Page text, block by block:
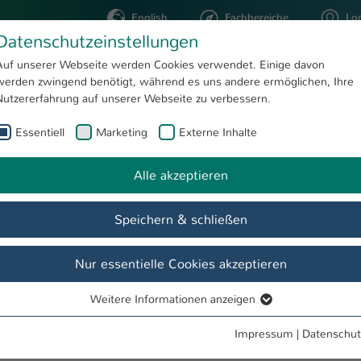
English Fachbereiche
STUDIUM FORSCHUNG
– Empowerment-Workshop zum Weltfrauentag"
unserer Webseite werden Cookies verwendet. Einige davon
zwingend benötigt, während es uns andere ermöglichen, Ihre
auf unserer Webseite zu verbessern.
Essentiell Marketing Externe Inhalte
Alle akzeptieren
Speichern & schließen
Nur essentielle Cookies akzeptieren
Essentielle Cookies werden für grundlegende Funktionen der
Weitere Informationen anzeigen
Impressum |